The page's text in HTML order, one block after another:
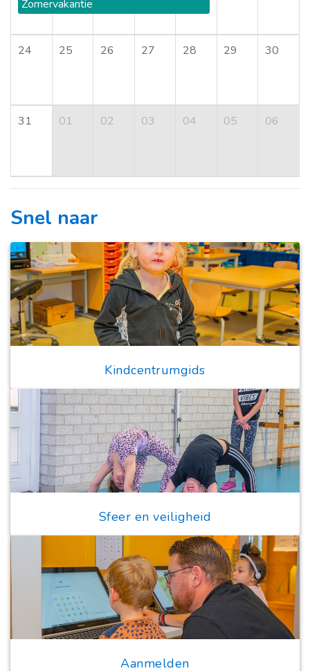
Zomervakantie
24 25 26 27 28 29 30
31 01 02 03 04 05 06
Snel naar
Kindcentrumgids
Sfeer en veiligheid
Aanmelden